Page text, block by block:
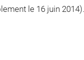
le 16 juin 2014).